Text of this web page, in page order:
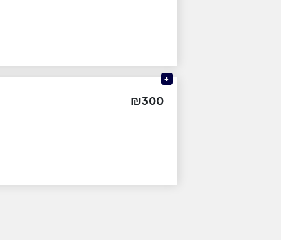
₪300
+